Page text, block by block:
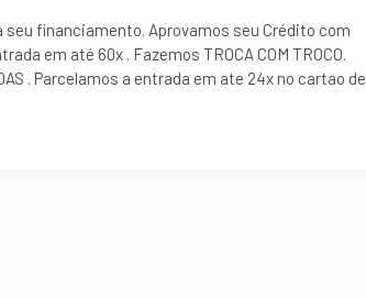
financiamento. Aprovamos seu Crédito com
em até 60x . Fazemos TROCA COM TROCO.
. Parcelamos a entrada em ate 24x no cartao de